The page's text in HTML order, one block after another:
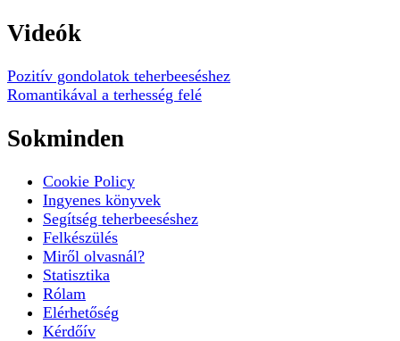
Videók
Pozitív gondolatok teherbeeséshez
Romantikával a terhesség felé
Sokminden
Cookie Policy
Ingyenes könyvek
Segítség teherbeeséshez
Felkészülés
Miről olvasnál?
Statisztika
Rólam
Elérhetőség
Kérdőív